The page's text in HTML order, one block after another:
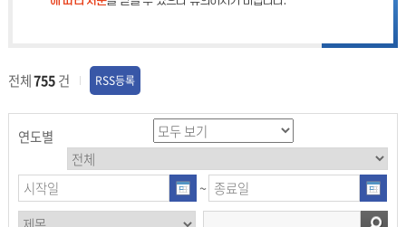
전체755건 RSS등록
연도별
~